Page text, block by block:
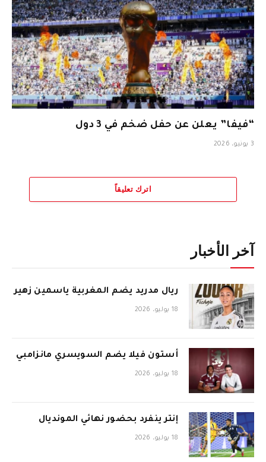
“فيفا” يعلن عن حفل ضخم في 3 دول
3 يونيو، 2026
اترك تعليقاً
آخر الأخبار
ريال مدريد يضم المغربية ياسمين زهير
18 يوليو، 2026
أستون فيلا يضم السويسري مانزامبي
18 يوليو، 2026
إنتر ينفرد بحضور نهائي المونديال
18 يوليو، 2026